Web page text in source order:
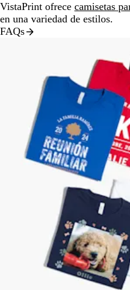
VistaPrint ofrece camisetas
en una variedad de estilos.
FAQs